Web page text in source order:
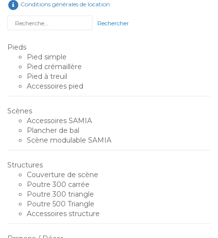
Conditions générales de location
Rechercher
Pieds
Pied simple
Pied crémaillère
Pied à treuil
Accessoires pied
Scènes
Accessoires SAMIA
Plancher de bal
Scène modulable SAMIA
Structures
Couverture de scène
Poutre 300 carrée
Poutre 300 triangle
Poutre 500 Triangle
Accessoires structure